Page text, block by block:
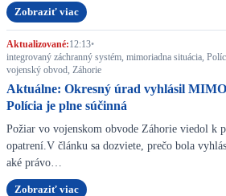
Zobraziť viac
Aktualizované:12:13•
integrovaný záchranný systém, mimoriadna situácia,
vojenský obvod, Záhorie
Aktuálne: Okresný úrad vyhlásil
Polícia je plne súčinná
Požiar vo vojenskom obvode Záhorie viedol k
opatrení.V článku sa dozviete, prečo bola
aké právo…
Zobraziť viac